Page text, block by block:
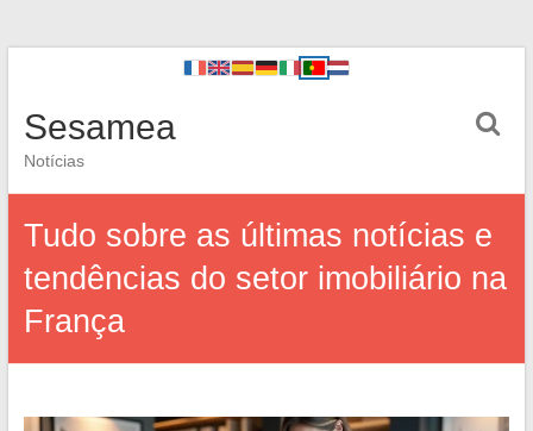
Sesamea
Notícias
Tudo sobre as últimas notícias e
tendências do setor imobiliário na
França